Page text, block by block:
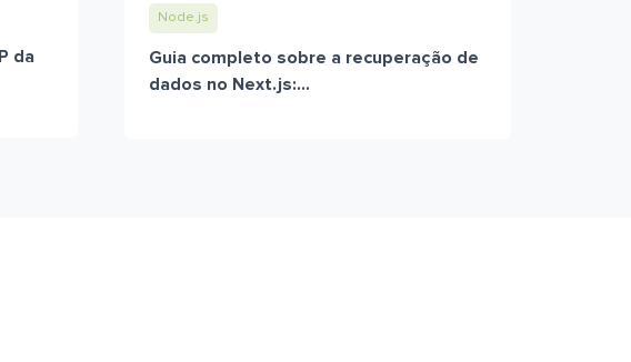
da
Node.js
Guia completo sobre a recuperação de
dados no Next.js:...